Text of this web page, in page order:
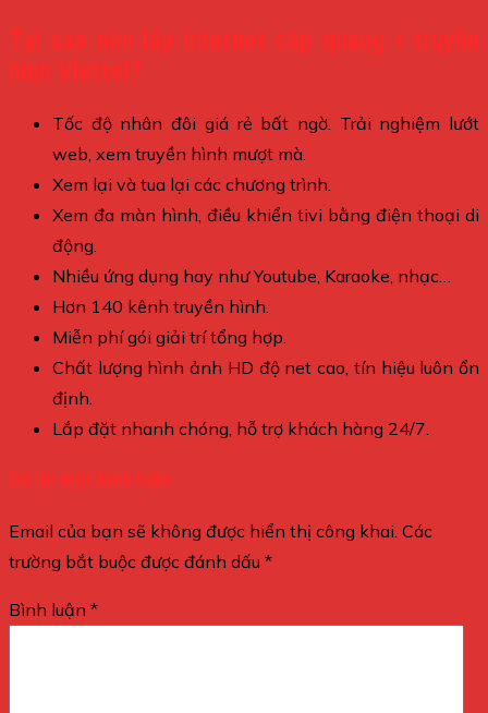
Tại sao nên lắp internet cáp quang + truyền
hình Viettel?
Tốc độ nhân đôi giá rẻ bất ngờ. Trải nghiệm lướt
web, xem truyền hình mượt mà.
Xem lại và tua lại các chương trình.
Xem đa màn hình, điều khiển tivi bằng điện thoại di
động.
Nhiều ứng dụng hay như Youtube, Karaoke, nhạc…
Hơn 140 kênh truyền hình.
Miễn phí gói giải trí tổng hợp.
Chất lượng hình ảnh HD độ net cao, tín hiệu luôn ổn
định.
Lắp đặt nhanh chóng, hỗ trợ khách hàng 24/7.
Để lại một bình luận
Email của bạn sẽ không được hiển thị công khai. Các
trường bắt buộc được đánh dấu *
Bình luận *